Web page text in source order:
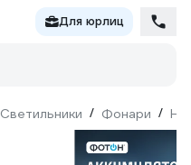
Для юрлиц
Светильники / Фонари /